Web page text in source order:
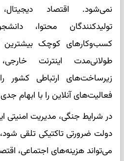
نمی‌شود. اقتصاد
تولیدکنندگان محتوا،
کسب‌وکارهای کوچک بیشترین
طولانی‌مدت اینترنت
زیرساخت‌های ارتباطی کشور
فعالیت‌های آنلاین را با ابهام
در شرایط جنگی، مدیریت امنیتی
دولت ضرورتی تاکتیکی تلقی
می‌تواند هزینه‌های اجتماعی،